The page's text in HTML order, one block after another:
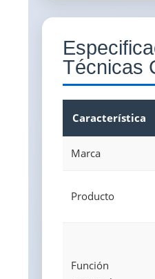
Técnicas
Característica
Marca
Producto
Función